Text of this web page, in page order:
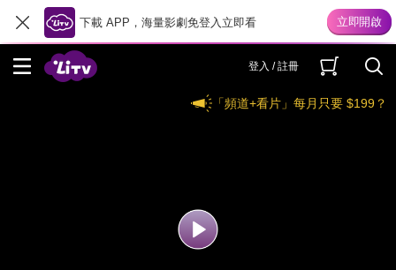
下載 APP，海量影劇免登入立即看
登入 / 註冊
「頻道+看片」每月只要 $199？